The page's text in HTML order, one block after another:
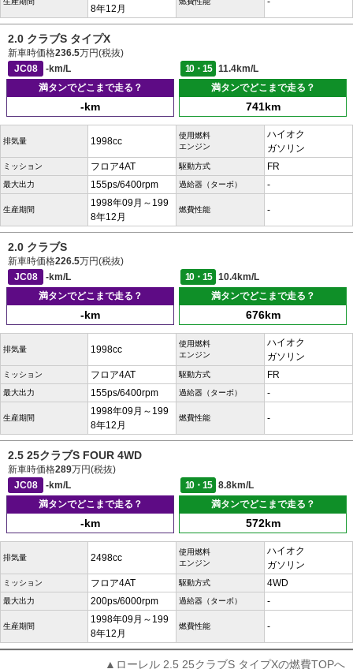
8年12月
2.0 クラブS タイプX
新車時価格236.5万円(税抜)
JC08
-km/L 10・15
11.4km/L
満タンでどこまで走る？
-km
満タンでどこまで走る？
741km
排気量 1998cc
使用燃料
エンジン
ハイオク
ガソリン
ミッション フロア4AT 駆動方式 FR
最大出力 155ps/6400rpm 過給器（ターボ） -
生産期間
1998年09月～199
8年12月
燃費性能 -
2.0 クラブS
新車時価格226.5万円(税抜)
JC08
-km/L 10・15
10.4km/L
満タンでどこまで走る？
-km
満タンでどこまで走る？
676km
排気量 1998cc
使用燃料
エンジン
ハイオク
ガソリン
ミッション フロア4AT 駆動方式 FR
最大出力 155ps/6400rpm 過給器（ターボ） -
生産期間
1998年09月～199
8年12月
燃費性能 -
2.5 25クラブS FOUR 4WD
新車時価格289万円(税抜)
JC08
-km/L 10・15
8.8km/L
満タンでどこまで走る？
-km
満タンでどこまで走る？
572km
排気量 2498cc
使用燃料
エンジン
ハイオク
ガソリン
ミッション フロア4AT 駆動方式 4WD
最大出力 200ps/6000rpm 過給器（ターボ） -
生産期間
1998年09月～199
8年12月
燃費性能 -
▲ローレル 2.5 25クラブS タイプXの燃費TOPへ